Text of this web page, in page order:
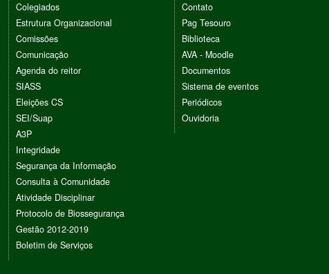
Colegiados
Estrutura Organizacional
Comissões
Comunicação
Agenda do reitor
SIASS
Eleições CS
SEI/Suap
A3P
Integridade
Segurança da Informação
Consulta à Comunidade
Atividade Disciplinar
Protocolo de Biossegurança
Gestão 2012-2019
Boletim de Serviços
Contato
Pag Tesouro
Biblioteca
AVA - Moodle
Documentos
Sistema de eventos
Periódicos
Ouvidoria